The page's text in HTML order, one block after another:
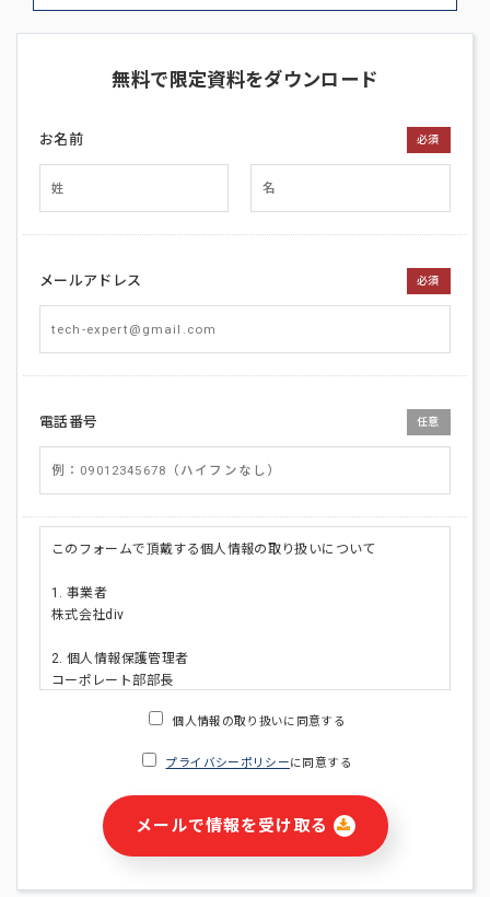
無料で限定資料をダウンロード
お名前 必須
メールアドレス 必須
電話番号 任意
このフォームで頂戴する個人情報の取り扱いについて
1. 事業者
株式会社div
2. 個人情報保護管理者
コーポレート部部長
・ご請求された資料の送付のため
・本サービス及び本サービスに関連する情報(当社及び第三者の
サービス又は商品等の広告配信・宣伝を含みますが、それらに
個人情報の取り扱いに同意する
プライバシーポリシーに同意する
メールで情報を受け取る